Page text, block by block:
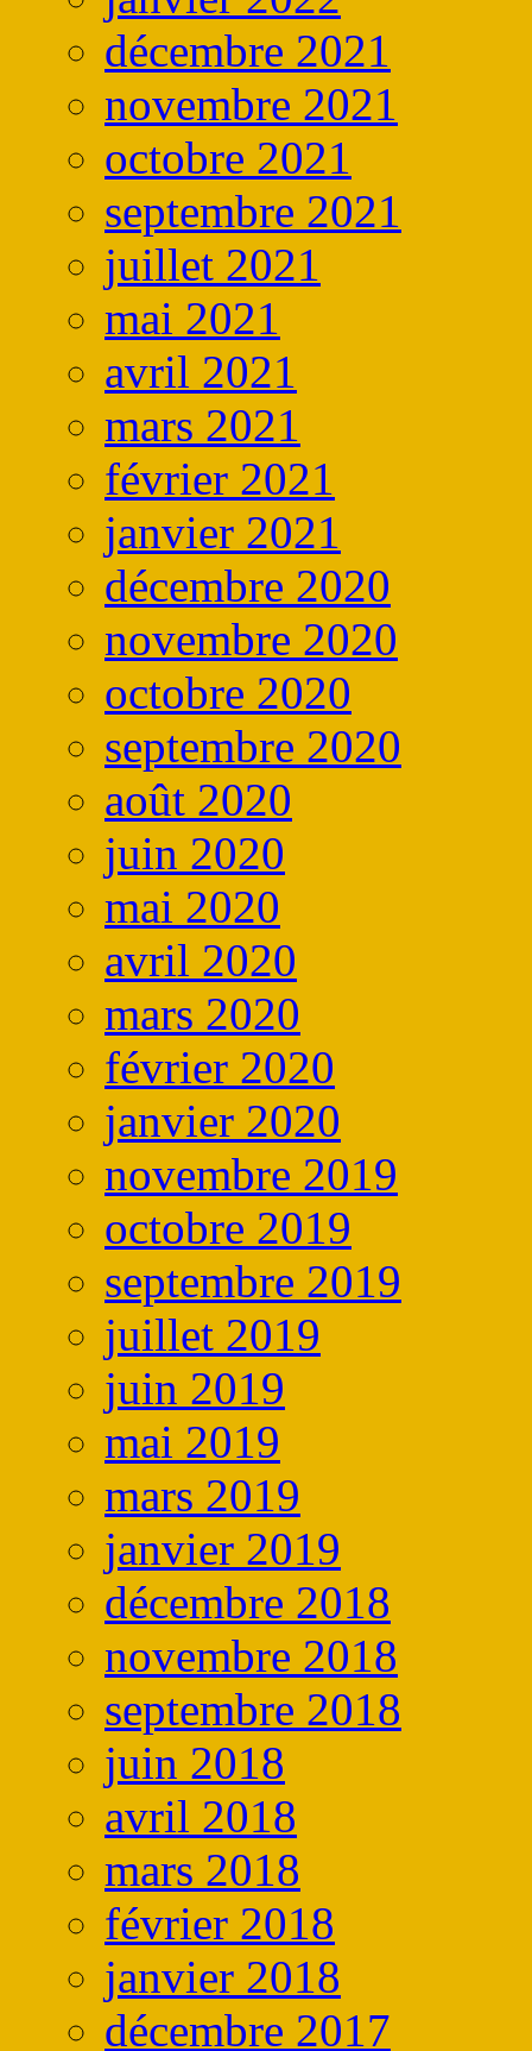
décembre 2021
novembre 2021
octobre 2021
septembre 2021
juillet 2021
mai 2021
avril 2021
mars 2021
février 2021
janvier 2021
décembre 2020
novembre 2020
octobre 2020
septembre 2020
août 2020
juin 2020
mai 2020
avril 2020
mars 2020
février 2020
janvier 2020
novembre 2019
octobre 2019
septembre 2019
juillet 2019
juin 2019
mai 2019
mars 2019
janvier 2019
décembre 2018
novembre 2018
septembre 2018
juin 2018
avril 2018
mars 2018
février 2018
janvier 2018
décembre 2017